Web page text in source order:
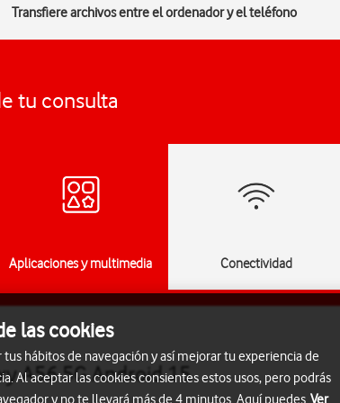
Transfiere archivos entre el ordenador y el teléfono
tu consulta
Aplicaciones y multimedia Conectividad
A56 5G Android 15
las cookies
hábitos de navegación y así mejorar tu experiencia de
Al aceptar las cookies consientes estos usos, pero podrás
y no te llevará más de 4 minutos. Aquí puedes Ver